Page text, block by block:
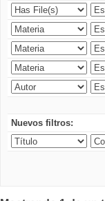
Nuevos filtros: